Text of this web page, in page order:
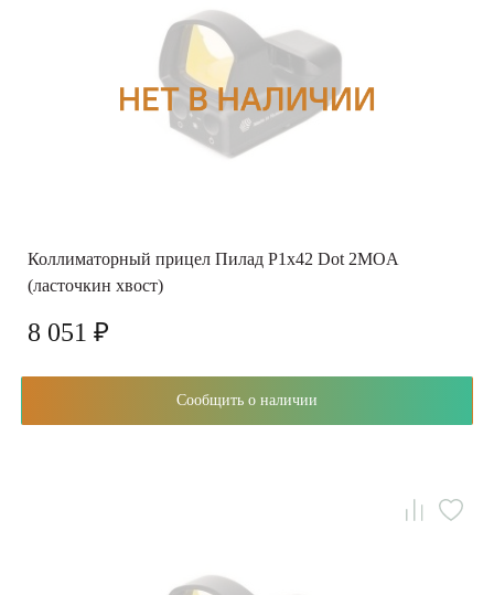
Коллиматорный прицел Пилад P1x42 Dot 2MOA
(ласточкин хвост)
8 051 ₽
Сообщить о наличии